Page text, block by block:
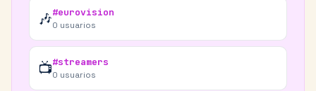
🎶#eurovision
0 usuarios
📺#streamers
0 usuarios